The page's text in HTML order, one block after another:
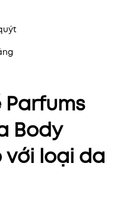
Parfums
Body
với loại da